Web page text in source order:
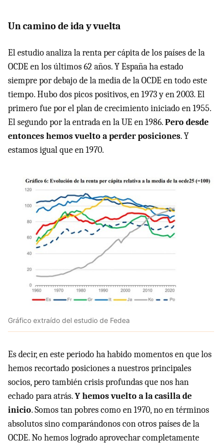
Un camino de ida y vuelta
El estudio analiza la renta per cápita de los países de la
OCDE en los últimos 62 años. Y España ha estado
siempre por debajo de la media de la OCDE en todo este
tiempo. Hubo dos picos positivos, en 1973 y en 2003. El
primero fue por el plan de crecimiento iniciado en 1955.
El segundo por la entrada en la UE en 1986.Pero desde
entonces hemos vuelto a perder posiciones. Y
estamos igual que en 1970.
Gráfico extraído del estudio de Fedea
Es decir, en este periodo ha habido momentos en que los
hemos recortado posiciones a nuestros principales
socios, pero también crisis profundas que nos han
echado para atrás.Y hemos vuelto a la casilla de
inicio. Somos tan pobres como en 1970, no en términos
absolutos sino comparándonos con otros países de la
OCDE. No hemos logrado aprovechar completamente